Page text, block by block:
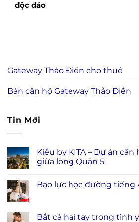
độc đáo
Gateway Thảo Điền cho thuê
Bán căn hộ Gateway Thảo Điền
Tin Mới
Kiều by KITA – Dự án căn
giữa lòng Quận 5
Bạo lực học đường tiếng
Bắt cá hai tay trong tình